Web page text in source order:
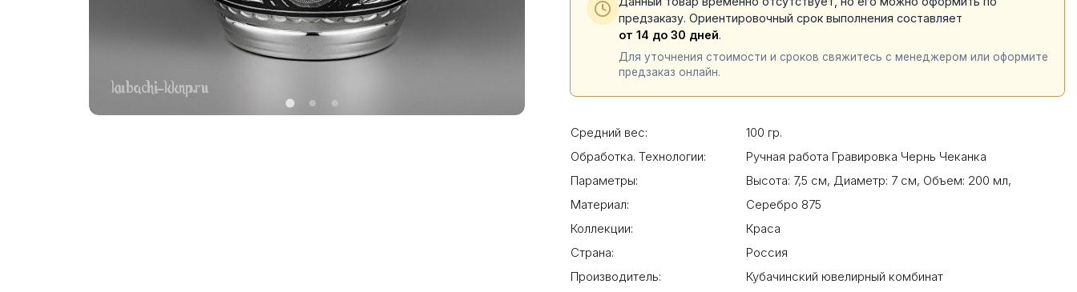
предзаказу. Ориентировочный срок выполнения составляет
от 14 до 30 дней.
Для уточнения стоимости и сроков свяжитесь с менеджером или оформите
предзаказ онлайн.
Средний вес:
100 гр.
Обработка. Технологии:
Ручная работа Гравировка Чернь Чеканка
Параметры:
Высота: 7,5 см, Диаметр: 7 см, Объем: 200 мл,
Материал:
Серебро 875
Коллекции:
Краса
Страна:
Россия
Производитель:
Кубачинский ювелирный комбинат